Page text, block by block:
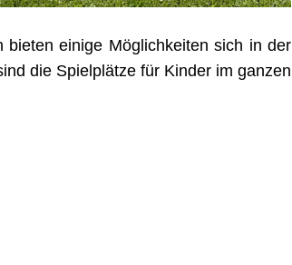
einige Möglichkeiten sich in der
die Spielplätze für Kinder im ganzen